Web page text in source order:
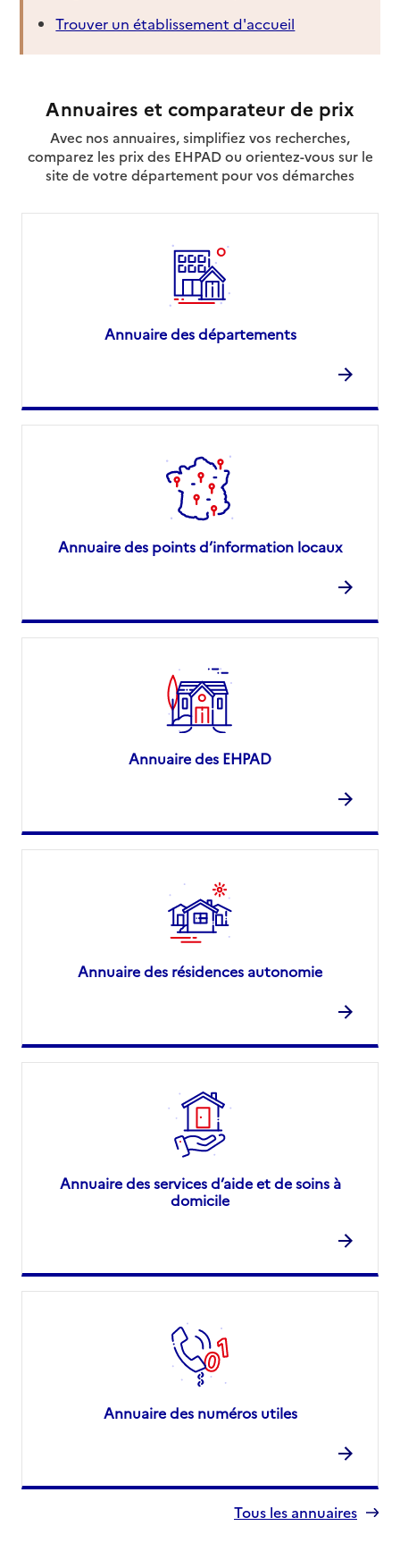
Trouver un établissement d'accueil
Annuaires et comparateur de prix
Avec nos annuaires, simplifiez vos recherches,
comparez les prix des EHPAD ou orientez-vous sur le
site de votre département pour vos démarches
Annuaire des départements
Annuaire des points d’information locaux
Annuaire des EHPAD
Annuaire des résidences autonomie
Annuaire des services d’aide et de soins à
domicile
Annuaire des numéros utiles
Tous les annuaires